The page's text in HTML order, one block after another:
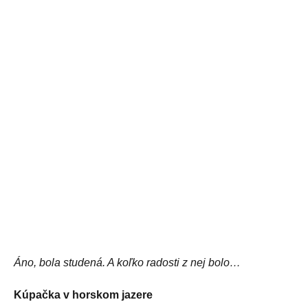
Áno, bola studená. A koľko radosti z nej bolo…
Kúpačka v horskom jazere